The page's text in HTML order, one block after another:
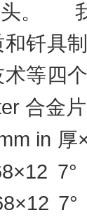
。
钎具
等四
合金片
in 厚
8×12
8×12